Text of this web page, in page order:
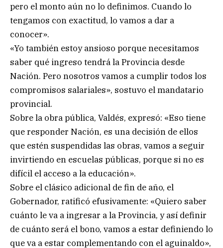
pero el monto aún no lo definimos. Cuando lo
tengamos con exactitud, lo vamos a dar a
conocer».
«Yo también estoy ansioso porque necesitamos
saber qué ingreso tendrá la Provincia desde
Nación. Pero nosotros vamos a cumplir todos los
compromisos salariales», sostuvo el mandatario
provincial.
Sobre la obra pública, Valdés, expresó: «Eso tiene
que responder Nación, es una decisión de ellos
que estén suspendidas las obras, vamos a seguir
invirtiendo en escuelas públicas, porque si no es
difícil el acceso a la educación».
Sobre el clásico adicional de fin de año, el
Gobernador, ratificó efusivamente: «Quiero saber
cuánto le va a ingresar a la Provincia, y así definir
de cuánto será el bono, vamos a estar definiendo lo
que va a estar complementando con el aguinaldo»,